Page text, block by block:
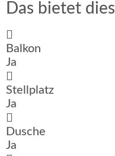
Das bietet
Balkon
Ja
Stellplatz
Ja
Dusche
Ja